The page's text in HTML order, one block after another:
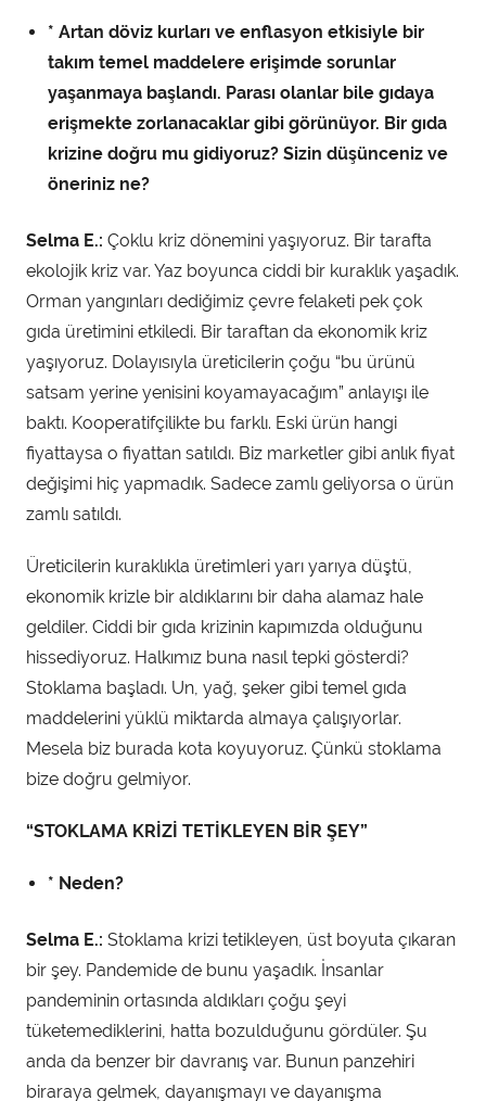
* Artan döviz kurları ve enflasyon etkisiyle bir
takım temel maddelere erişimde sorunlar
yaşanmaya başlandı. Parası olanlar bile gıdaya
erişmekte zorlanacaklar gibi görünüyor. Bir gıda
krizine doğru mu gidiyoruz? Sizin düşünceniz ve
öneriniz ne?
Selma E.: Çoklu kriz dönemini yaşıyoruz. Bir tarafta
ekolojik kriz var. Yaz boyunca ciddi bir kuraklık yaşadık.
Orman yangınları dediğimiz çevre felaketi pek çok
gıda üretimini etkiledi. Bir taraftan da ekonomik kriz
yaşıyoruz. Dolayısıyla üreticilerin çoğu “bu ürünü
satsam yerine yenisini koyamayacağım” anlayışı ile
baktı. Kooperatifçilikte bu farklı. Eski ürün hangi
fiyattaysa o fiyattan satıldı. Biz marketler gibi anlık fiyat
değişimi hiç yapmadık. Sadece zamlı geliyorsa o ürün
zamlı satıldı.
Üreticilerin kuraklıkla üretimleri yarı yarıya düştü,
ekonomik krizle bir aldıklarını bir daha alamaz hale
geldiler. Ciddi bir gıda krizinin kapımızda olduğunu
hissediyoruz. Halkımız buna nasıl tepki gösterdi?
Stoklama başladı. Un, yağ, şeker gibi temel gıda
maddelerini yüklü miktarda almaya çalışıyorlar.
Mesela biz burada kota koyuyoruz. Çünkü stoklama
bize doğru gelmiyor.
“STOKLAMA KRİZİ TETİKLEYEN BİR ŞEY”
* Neden?
Selma E.: Stoklama krizi tetikleyen, üst boyuta çıkaran
bir şey. Pandemide de bunu yaşadık. İnsanlar
pandeminin ortasında aldıkları çoğu şeyi
tüketemediklerini, hatta bozulduğunu gördüler. Şu
anda da benzer bir davranış var. Bunun panzehiri
biraraya gelmek, dayanışmayı ve dayanışma